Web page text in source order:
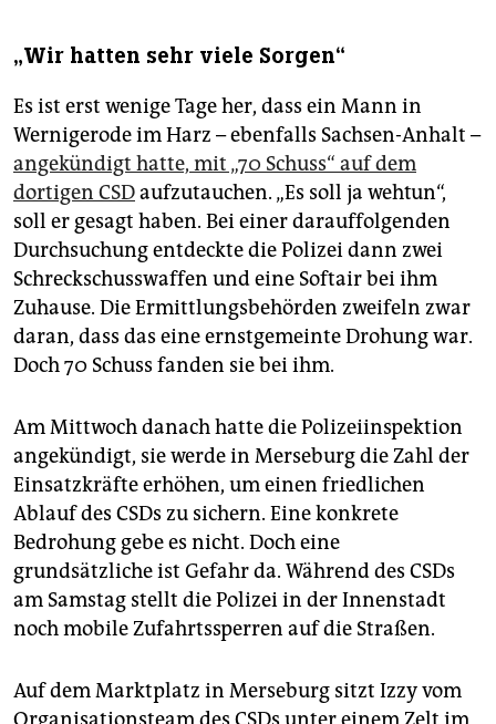
„Wir hatten sehr viele Sorgen“
Es ist erst wenige Tage her, dass ein Mann in
Wernigerode im Harz – ebenfalls Sachsen-Anhalt –
angekündigt hatte, mit „70 Schuss“ auf dem
dortigen CSDaufzutauchen. „Es soll ja wehtun“,
soll er gesagt haben. Bei einer darauffolgenden
Durchsuchung entdeckte die Polizei dann zwei
Schreckschusswaffen und eine Softair bei ihm
Zuhause. Die Ermittlungsbehörden zweifeln zwar
daran, dass das eine ernstgemeinte Drohung war.
Doch 70 Schuss fanden sie bei ihm.
Am Mittwoch danach hatte die Polizeiinspektion
angekündigt, sie werde in Merseburg die Zahl der
Einsatzkräfte erhöhen, um einen friedlichen
Ablauf des CSDs zu sichern. Eine konkrete
Bedrohung gebe es nicht. Doch eine
grundsätzliche ist Gefahr da. Während des CSDs
am Samstag stellt die Polizei in der Innenstadt
noch mobile Zufahrtssperren auf die Straßen.
Auf dem Marktplatz in Merseburg sitzt Izzy vom